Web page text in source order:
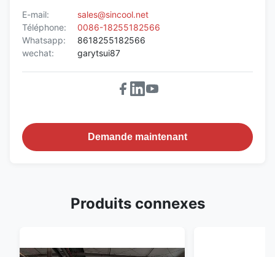
E-mail:
sales@sincool.net
Téléphone:
0086-18255182566
Whatsapp:
8618255182566
wechat:
garytsui87
Demande maintenant
Produits connexes